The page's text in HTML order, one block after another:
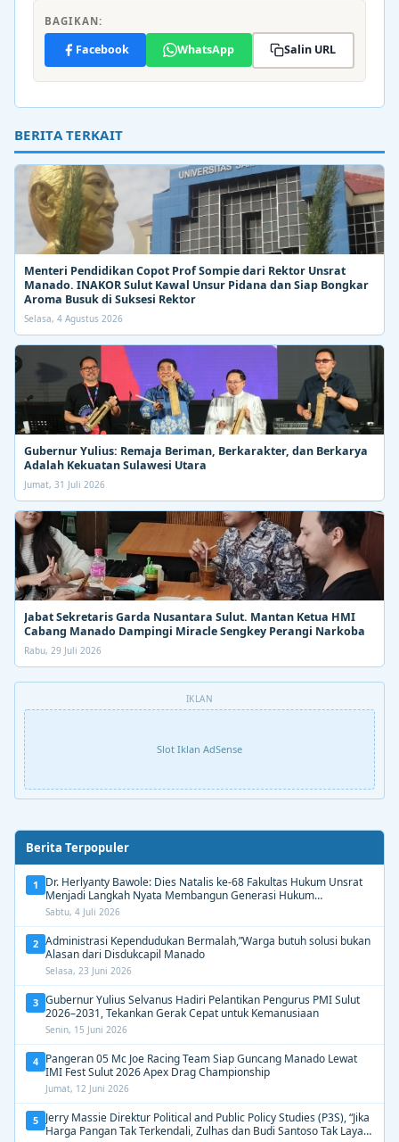
BAGIKAN:
Facebook WhatsApp Salin URL
BERITA TERKAIT
Menteri Pendidikan Copot Prof Sompie dari Rektor Unsrat
Manado. INAKOR Sulut Kawal Unsur Pidana dan Siap Bongkar
Aroma Busuk di Suksesi Rektor
Selasa, 4 Agustus 2026
Gubernur Yulius: Remaja Beriman, Berkarakter, dan Berkarya
Adalah Kekuatan Sulawesi Utara
Jumat, 31 Juli 2026
Jabat Sekretaris Garda Nusantara Sulut. Mantan Ketua HMI
Cabang Manado Dampingi Miracle Sengkey Perangi Narkoba
Rabu, 29 Juli 2026
IKLAN
Slot Iklan AdSense
Berita Terpopuler
1
Dr. Herlyanty Bawole: Dies Natalis ke-68 Fakultas Hukum Unsrat
Menjadi Langkah Nyata Membangun Generasi Hukum
Berdampak
Sabtu, 4 Juli 2026
2 Administrasi Kependudukan Bermalah,”Warga butuh solusi bukan
Alasan dari Disdukcapil Manado
Selasa, 23 Juni 2026
3 Gubernur Yulius Selvanus Hadiri Pelantikan Pengurus PMI Sulut
2026–2031, Tekankan Gerak Cepat untuk Kemanusiaan
Senin, 15 Juni 2026
4 Pangeran 05 Mc Joe Racing Team Siap Guncang Manado Lewat
IMI Fest Sulut 2026 Apex Drag Championship
Jumat, 12 Juni 2026
5 Jerry Massie Direktur Political and Public Policy Studies (P3S), “Jika
Harga Pangan Tak Terkendali, Zulhas dan Budi Santoso Tak Layak